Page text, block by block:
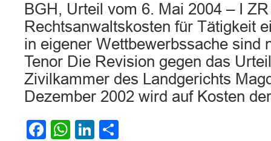
BGH, Urteil vom 6. Mai 2004 – I
Rechtsanwaltskosten für Tätigkeit
in eigener Wettbewerbssache sind
Tenor Die Revision gegen das
Zivilkammer des Landgerichts
Dezember 2002 wird auf Kosten
Facebook
WhatsApp
LinkedIn